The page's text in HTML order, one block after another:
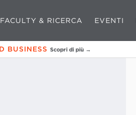
FACULTY & RICERCA EVENTI
BUSINESS Scopri di più →